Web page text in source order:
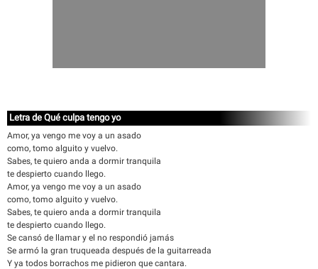
Letra de Qué culpa tengo yo
Amor, ya vengo me voy a un asado
como, tomo alguito y vuelvo.
Sabes, te quiero anda a dormir tranquila
te despierto cuando llego.
Amor, ya vengo me voy a un asado
como, tomo alguito y vuelvo.
Sabes, te quiero anda a dormir tranquila
te despierto cuando llego.
Se cansó de llamar y el no respondió jamás
Se armó la gran truqueada después de la guitarreada
Y ya todos borrachos me pidieron que cantara.